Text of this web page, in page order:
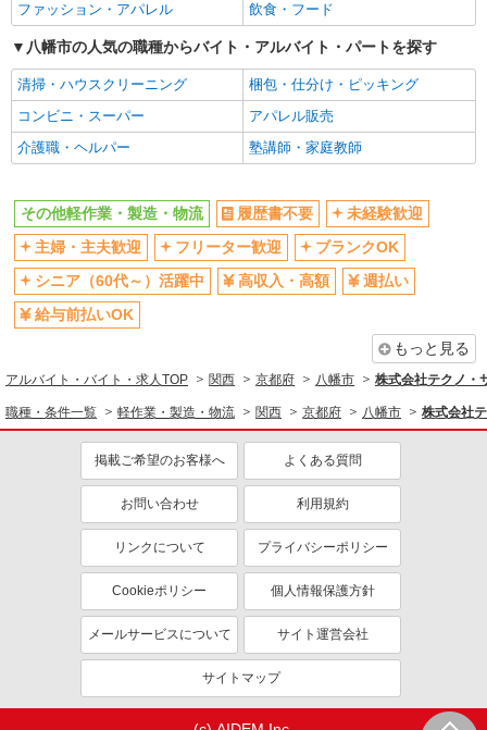
ファッション・アパレル
飲食・フード
八幡市の人気の職種からバイト・アルバイト・パートを探す
清掃・ハウスクリーニング
梱包・仕分け・ピッキング
コンビニ・スーパー
アパレル販売
介護職・ヘルパー
塾講師・家庭教師
その他軽作業・製造・物流 履歴書不要
未経験歓迎
主婦・主夫歓迎
フリーター歓迎
ブランクOK
シニア（60代～）活躍中
高収入・高額
週払い
給与前払いOK
もっと見る
アルバイト・バイト・求人TOP 関西 京都府 八幡市 株式会社テクノ・
職種・条件一覧 軽作業・製造・物流 関西 京都府 八幡市 株式会社
掲載ご希望のお客様へ よくある質問
お問い合わせ 利用規約
リンクについて プライバシーポリシー
Cookieポリシー 個人情報保護方針
メールサービスについて サイト運営会社
サイトマップ